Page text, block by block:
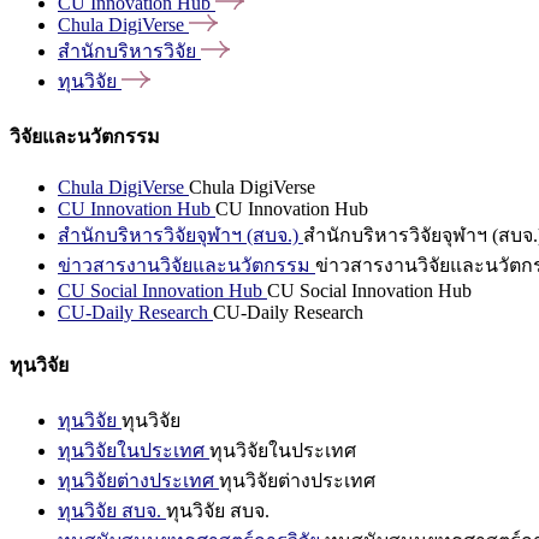
Chula DigiVerse
สำนักบริหารวิจัย
ทุนวิจัย
วิจัยและนวัตกรรม
Chula DigiVerse Chula DigiVerse
CU Innovation Hub CU Innovation Hub
สำนักบริหารวิจัยจุฬาฯ (สบจ.) สำนักบริหารวิจัยจุฬาฯ (สบจ
ข่าวสารงานวิจัยและนวัตกรรม ข่าวสารงานวิจัยและนวัตก
CU Social Innovation Hub CU Social Innovation Hub
CU-Daily Research CU-Daily Research
ทุนวิจัย
ทุนวิจัย ทุนวิจัย
ทุนวิจัยในประเทศ ทุนวิจัยในประเทศ
ทุนวิจัยต่างประเทศ ทุนวิจัยต่างประเทศ
ทุนวิจัย สบจ. ทุนวิจัย สบจ.